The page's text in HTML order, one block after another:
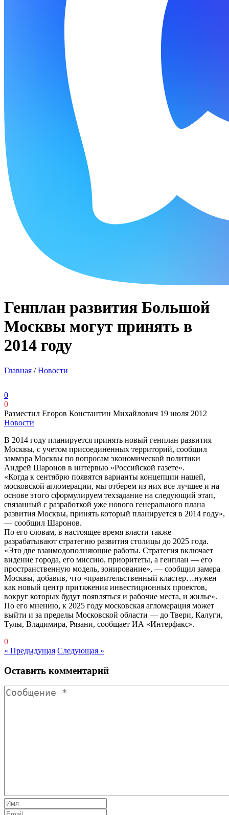
Генплан развития Большой
Москвы могут принять в
2014 году
Главная /Новости
0
0
Разместил Егоров Константин Михайлович 19 июля 2012
Новости
В 2014 году планируется принять новый генплан развития
Москвы, с учетом присоединенных территорий, сообщил
заммэра Москвы по вопросам экономической политики
Андрей Шаронов в интервью «Российской газете».
«Когда к сентябрю появятся варианты концепции нашей,
московской агломерации, мы отберем из них все лучшее и на
основе этого сформулируем техзадание на следующий этап,
связанный с разработкой уже нового генерального плана
развития Москвы, принять который планируется в 2014 году»,
— сообщил Шаронов.
По его словам, в настоящее время власти также
разрабатывают стратегию развития столицы до 2025 года.
«Это две взаимодополняющие работы. Стратегия включает
видение города, его миссию, приоритеты, а генплан — его
пространственную модель, зонирование», — сообщил замера
Москвы, добавив, что «правительственный кластер…нужен
как новый центр притяжения инвестиционных проектов,
вокруг которых будут появляться и рабочие места, и жилье».
По его мнению, к 2025 году московская агломерация может
выйти и за пределы Московской области — до Твери, Калуги,
Тулы, Владимира, Рязани, сообщает ИА «Интерфакс».
0
« Предыдущая Следующая »
Оставить комментарий